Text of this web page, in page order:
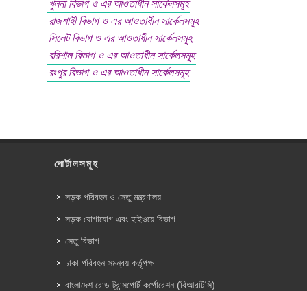
খুলনা বিভাগ ও এর আওতাধীন সার্কেলসমূহ
রাজশাহী বিভাগ ও এর আওতাধীন সার্কেলসমূহ
সিলেট বিভাগ ও এর আওতাধীন সার্কেলসমূহ
বরিশাল বিভাগ ও এর আওতাধীন সার্কেলসমূহ
রংপুর বিভাগ ও এর আওতাধীন সার্কেলসমূহ
পোর্টালসমূহ
সড়ক পরিবহন ও সেতু মন্ত্রণালয়
সড়ক যোগাযোগ এবং হাইওয়ে বিভাগ
সেতু বিভাগ
ঢাকা পরিবহন সমন্বয় কর্তৃপক্ষ
বাংলাদেশ রোড ট্রান্সপোর্ট কর্পোরেশন (বিআরটিসি)